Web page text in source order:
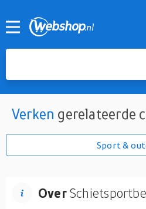
Verken gerelateerde
Sport &
Over